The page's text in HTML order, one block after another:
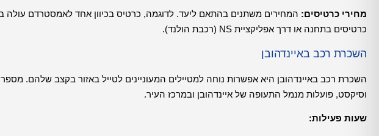
מחירי כרטיסים:
כרטיסים בתחנה או דרך אפליקציית NS (רכבת הולנד).
השכרת רכב באיינדהובן
השכרת רכב באיינדהובן היא אפשרות נוחה למטיילים המעוניינים לטייל באזור בקצב שלהם.
וסיקסט, פועלות מנמל התעופה של איינדהובן ובמרכז העיר.
שעות פעילות: